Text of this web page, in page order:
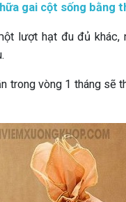
gai cột sống bằng
lượt hạt đu đủ
trong vòng 1 tháng sẽ